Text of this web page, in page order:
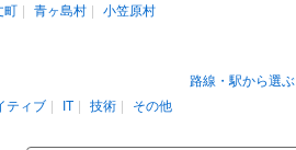
町 青ヶ島村 小笠原村
路線・駅から選ぶ
ティブ IT 技術 その他